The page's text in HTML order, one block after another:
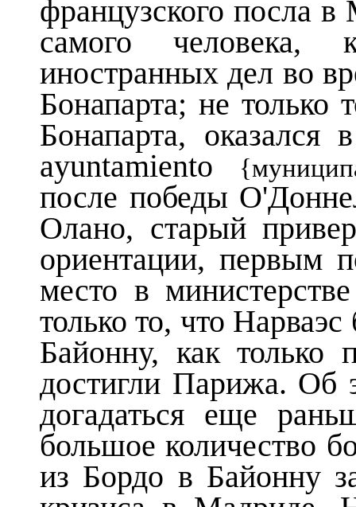
французского посла
самого человека,
иностранных дел во
Бонапарта;не только
Бонапарта, оказался
ayuntamiento
после победы
Олано, старый
ориентации, первым
место в
только то, что
Байонну, как только
достигли Парижа. Об
догадаться еще
большое количество
из Бордо в Байонну